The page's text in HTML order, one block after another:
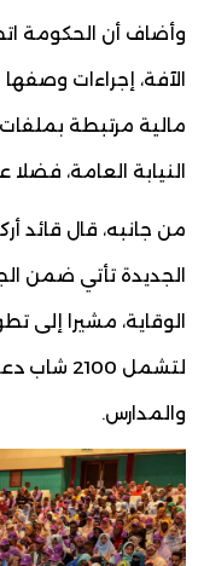
وأضاف أن الحكومة
الآفة، إجراءات
النيابة العامة،
من جانبه، قال قائد
الجديدة تأتي ضمن
الوقاية، مشيرا إلى
لتشمل
والمدارس.